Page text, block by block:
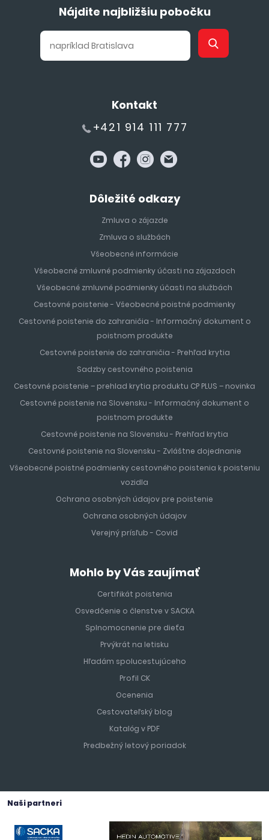
Nájdite najbližšiu pobočku
Kontakt
+421 914 111 777
Dôležité odkazy
Zmluva o zájazde
Zmluva o službách
Všeobecné informácie
Všeobecné zmluvné podmienky účasti na zájazdoch
Všeobecné zmluvné podmienky účasti na službách
Cestovné poistenie - Všeobecné poistné podmienky
Cestovné poistenie do zahraničia - Informačný dokument o
poistnom produkte
Cestovné poistenie do zahraničia - Prehľad krytia
Sadzby cestovného poistenia
Cestovné poistenie – prehlad krytia produktu CP PLUS – novinka
Cestovné poistenie na Slovensku - Informačný dokument o
poistnom produkte
Cestovné poistenie na Slovensku - Prehľad krytia
Cestovné poistenie na Slovensku - Zvláštne dojednanie
Všeobecné poistné podmienky cestovného poistenia k poisteniu
vozidla
Ochrana osobných údajov pre poistenie
Ochrana osobných údajov
Verejný prísľub - Covid
Mohlo by Vás zaujímať
Certifikát poistenia
Osvedčenie o členstve v SACKA
Splnomocnenie pre dieťa
Prvýkrát na letisku
Hľadám spolucestujúceho
Profil CK
Ocenenia
Cestovateľský blog
Katalóg v PDF
Predbežný letový poriadok
Naši partneri